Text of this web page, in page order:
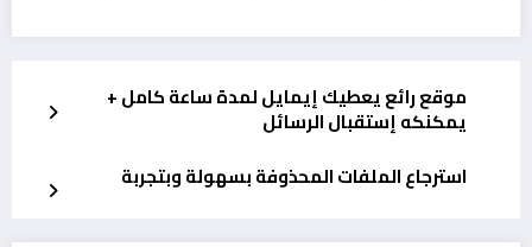
موقع رائع يعطيك إيمايل لمدة ساعة كامل +
يمكنكه إستقبال الرسائل
استرجاع الملفات المحذوفة بسهولة وبتجربة